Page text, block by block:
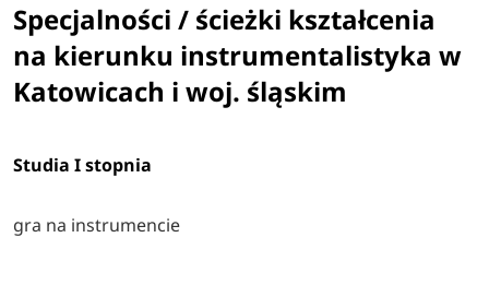
Specjalności / ścieżki kształcenia
na kierunku instrumentalistyka w
Katowicach i woj. śląskim
Studia I stopnia
gra na instrumencie